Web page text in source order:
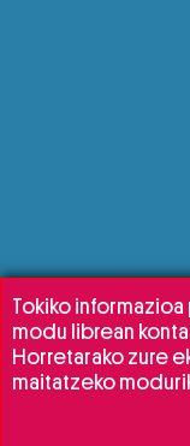
Tokiko
modu librean
Horretarako zure
maitatzeko